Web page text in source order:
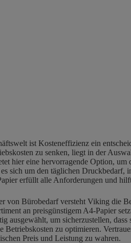
ist Kosteneffizienz ein
zu senken, liegt in der
hier eine hervorragende Option,
sich um den täglichen
erfüllt alle Anforderungen und
von Bürobedarf versteht Viking die
an preisgünstigem A4-Papier
ausgewählt, um sicherzustellen,
Betriebskosten zu optimieren.
Preis und Leistung zu wahren.